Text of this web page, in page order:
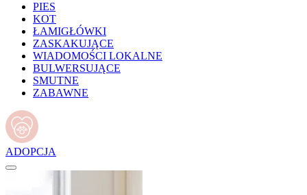
PIES
KOT
ŁAMIGŁÓWKI
ZASKAKUJĄCE
WIADOMOŚCI LOKALNE
BULWERSUJĄCE
SMUTNE
ZABAWNE
ADOPCJA